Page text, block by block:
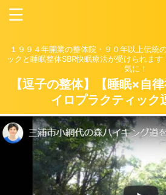
１９９４年開業の整体院・９０年以上伝統
ックと睡眠整体SBR快眠療法が受けられま
気に！
【逗子の整体】【睡眠×自
イロプラクティック